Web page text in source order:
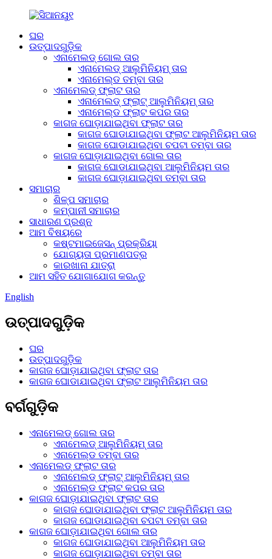
ଘର
ଉତ୍ପାଦଗୁଡ଼ିକ
ଏନାମେଲଡ୍ ଗୋଲ ତାର
ଏନାମେଲଡ୍ ଆଲୁମିନିୟମ୍ ତାର
ଏନାମେଲ୍ଡ ତମ୍ବା ତାର
ଏନାମେଲଡ୍ ଫ୍ଲାଟ ତାର
ଏନାମେଲଡ୍ ଫ୍ଲାଟ୍ ଆଲୁମିନିୟମ୍ ତାର
ଏନାମେଲ୍ଡ ଫ୍ଲାଟ କପର ତାର
କାଗଜ ଘୋଡ଼ାଯାଇଥିବା ଫ୍ଲାଟ ତାର
କାଗଜ ଘୋଡାଯାଇଥିବା ଫ୍ଲାଟ ଆଲୁମିନିୟମ ତାର
କାଗଜ ଘୋଡାଯାଇଥିବା ଚପଟା ତମ୍ବା ତାର
କାଗଜ ଘୋଡ଼ାଯାଇଥିବା ଗୋଲ ତାର
କାଗଜ ଘୋଡାଯାଇଥିବା ଆଲୁମିନିୟମ ତାର
କାଗଜ ଘୋଡ଼ାଯାଇଥିବା ତମ୍ବା ତାର
ସମାଚାର
ଶିଳ୍ପ ସମାଚାର
କମ୍ପାନୀ ସମାଚାର
ସାଧାରଣ ପ୍ରଶ୍ନ
ଆମ ବିଷୟରେ
କଷ୍ଟମାଇଜେସନ୍ ପ୍ରକ୍ରିୟା
ଯୋଗ୍ୟତା ପ୍ରମାଣପତ୍ର
କାରଖାନା ଯାତ୍ରା
ଆମ ସହିତ ଯୋଗାଯୋଗ କରନ୍ତୁ
English
ଉତ୍ପାଦଗୁଡ଼ିକ
ଘର
ଉତ୍ପାଦଗୁଡ଼ିକ
କାଗଜ ଘୋଡ଼ାଯାଇଥିବା ଫ୍ଲାଟ ତାର
କାଗଜ ଘୋଡାଯାଇଥିବା ଫ୍ଲାଟ ଆଲୁମିନିୟମ ତାର
ବର୍ଗଗୁଡ଼ିକ
ଏନାମେଲଡ୍ ଗୋଲ ତାର
ଏନାମେଲଡ୍ ଆଲୁମିନିୟମ୍ ତାର
ଏନାମେଲ୍ଡ ତମ୍ବା ତାର
ଏନାମେଲଡ୍ ଫ୍ଲାଟ ତାର
ଏନାମେଲଡ୍ ଫ୍ଲାଟ୍ ଆଲୁମିନିୟମ୍ ତାର
ଏନାମେଲ୍ଡ ଫ୍ଲାଟ କପର ତାର
କାଗଜ ଘୋଡ଼ାଯାଇଥିବା ଫ୍ଲାଟ ତାର
କାଗଜ ଘୋଡାଯାଇଥିବା ଫ୍ଲାଟ ଆଲୁମିନିୟମ ତାର
କାଗଜ ଘୋଡାଯାଇଥିବା ଚପଟା ତମ୍ବା ତାର
କାଗଜ ଘୋଡ଼ାଯାଇଥିବା ଗୋଲ ତାର
କାଗଜ ଘୋଡାଯାଇଥିବା ଆଲୁମିନିୟମ ତାର
କାଗଜ ଘୋଡ଼ାଯାଇଥିବା ତମ୍ବା ତାର